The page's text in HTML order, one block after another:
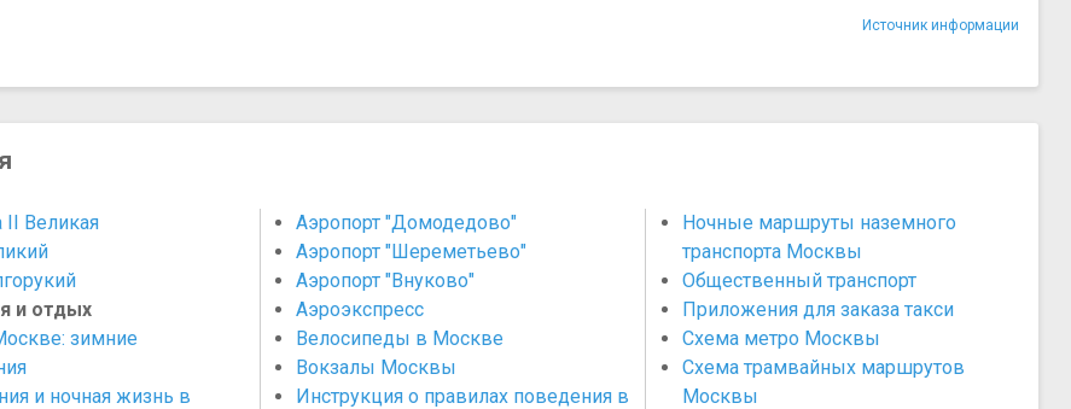
Источник информации
II Великая
и отдых
зимние
и ночная жизнь в
Аэропорт "Домодедово"
Аэропорт "Шереметьево"
Аэропорт "​Внуково"
Аэроэкспресс
Велосипеды в Москве
Вокзалы Москвы
Инструкция о правилах поведения в
Ночные маршруты наземного
транспорта Москвы
Общественный транспорт
Приложения для заказа такси
Схема метро Москвы
Схема трамвайных маршрутов
Москвы